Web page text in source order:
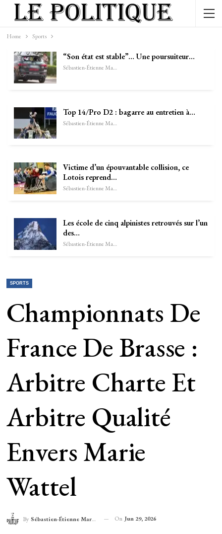
Home Sports
“Son état est stable”… Une poursuiteur…
Sébastien-Étienne Marechal
Top 14/Pro D2 : bagarre au entretien à…
Sébastien-Étienne Marechal
Victime d’un épouvantable collision, ce
Lotois reprend…
Sébastien-Étienne Marechal
Les école de cinq alpinistes retrouvés sur l’un
des…
Sébastien-Étienne Marechal
SPORTS
Championnats De
France De Brasse :
Arbitre Charte Et
Arbitre Qualité
Envers Marie
Wattel
By Sébastien-Étienne Marechal On Jun 29, 2026